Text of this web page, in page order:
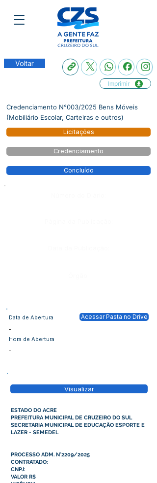
Voltar
Imprimir
Credenciamento N°003/2025 Bens Móveis
(Mobiliário Escolar, Carteiras e outros)
Licitações
Credenciamento
Concluído
Data de Abertura
-
Hora de Abertura
Acessar Pasta no Drive
-
Visualizar
ESTADO DO ACRE
PREFEITURA MUNICIPAL DE CRUZEIRO DO SUL
SECRETARIA MUNICIPAL DE EDUCAÇÃO ESPORTE E
LAZER - SEMEDEL
PROCESSO ADM. N°2209/2025
CONTRATADO:
CNPJ:
VALOR R$